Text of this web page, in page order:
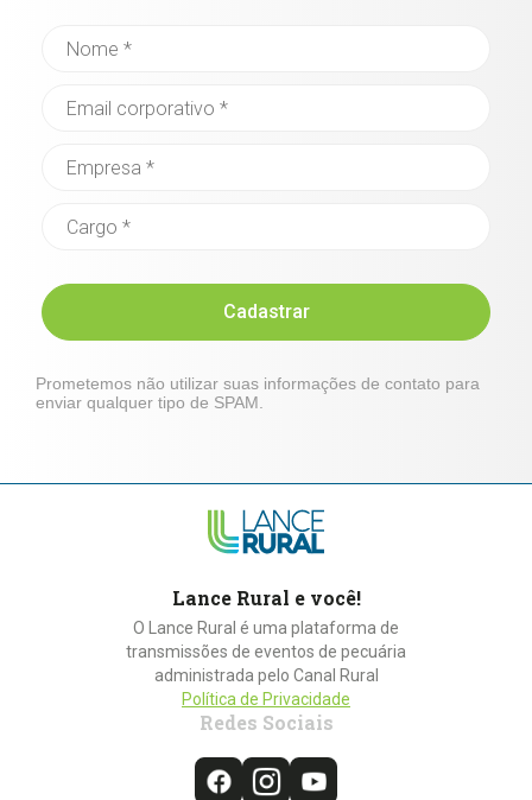
Cadastrar
Prometemos não utilizar suas informações de contato para
enviar qualquer tipo de SPAM.
Lance Rural e você!
O Lance Rural é uma plataforma de
transmissões de eventos de pecuária
administrada pelo Canal Rural
Política de Privacidade
Redes Sociais